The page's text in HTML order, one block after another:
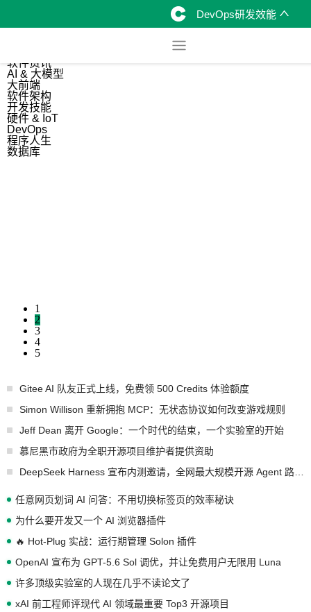
DevOps研发效能
软件资讯
AI & 大模型
大前端
软件架构
开发技能
硬件 & IoT
DevOps
程序人生
数据库
1
2
3
4
5
Gitee AI 队友正式上线，免费领 500 Credits 体验额度
Simon Willison 重新拥抱 MCP：无状态协议如何改变游戏规则
Jeff Dean 离开 Google：一个时代的结束，一个实验室的开始
慕尼黑市政府为全职开源项目维护者提供资助
任意网页划词 AI 问答：不用切换标签页的效率秘诀
为什么要开发又一个 AI 浏览器插件
🔥 Hot-Plug 实战：运行期管理 Solon 插件
OpenAI 宣布为 GPT-5.6 Sol 调优，并让免费用户无限用 Luna
许多顶级实验室的人现在几乎不读论文了
xAI 前工程师评现代 AI 领域最重要 Top3 开源项目